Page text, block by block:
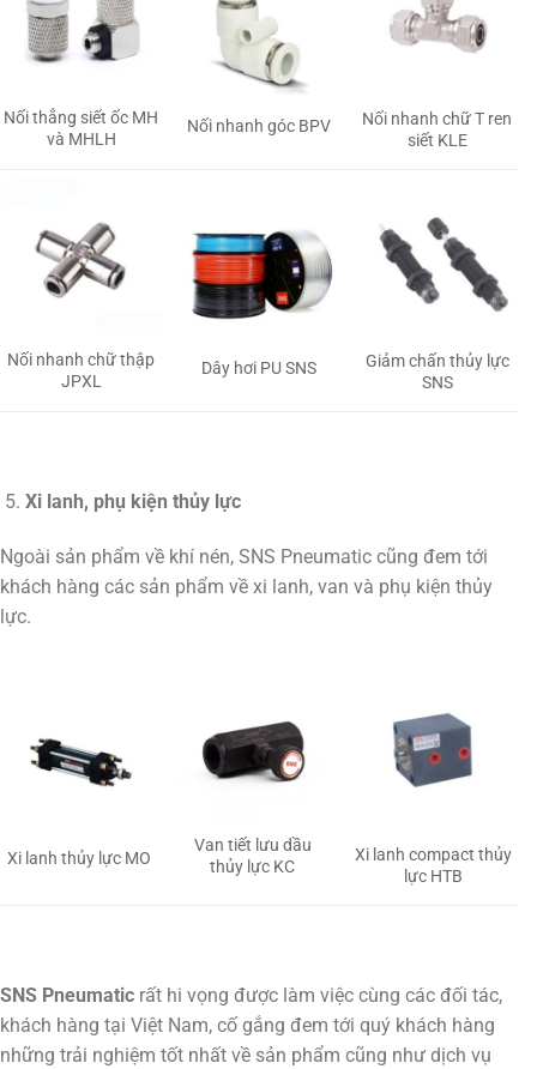
Nối thẳng siết ốc MH
và MHLH
Nối nhanh góc BPV
Nối nhanh chữ T ren
siết KLE
Nối nhanh chữ thập
JPXL
Dây hơi PU SNS
Giảm chấn thủy lực
SNS
Xi lanh, phụ kiện thủy lực
Ngoài sản phẩm về khí nén, SNS Pneumatic cũng đem tới
khách hàng các sản phẩm về xi lanh, van và phụ kiện thủy
lực.
Xi lanh thủy lực MO
Van tiết lưu dầu
thủy lực KC
Xi lanh compact thủy
lực HTB
SNS Pneumatic rất hi vọng được làm việc cùng các đối tác,
khách hàng tại Việt Nam, cố gắng đem tới quý khách hàng
những trải nghiệm tốt nhất về sản phẩm cũng như dịch vụ